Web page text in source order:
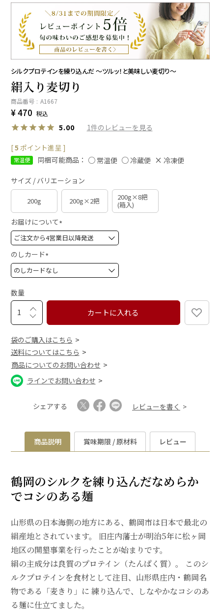
シルクプロテインを練り込んだ ～ツルッ！と美味しい麦切り～
絹入り麦切り
商品番号 A1667
¥470 税込
5.00 1
[5 ポイント進呈 ]
常温便 同梱可能商品： 常温便 冷蔵便 冷凍便
サイズ / バリエーション
200g 200g×2把
200g×8把
(箱入)
お届けについて
(
必
)
のしカード
(
必
数量
カートに入れる
袋のご購入はこちら
送料についてはこちら
商品についてのお問い合わせ
ラインでお問い合わせ
シェアする レビューを書く
商品説明 賞味期限 / 原材料 レビュー
鶴岡のシルクを練り込んだなめらか
でコシのある麺
山形県の日本海側の地方にある、鶴岡市は日本で最北の
絹産地とされています。 旧庄内藩士が明治5年に松ヶ岡
地区の開墾事業を行ったことが始まりです。
絹の主成分は良質のプロテイン（たんぱく質）。 このシ
ルクプロテインを食材として注目、山形県庄内・鶴岡名
物である「麦きり」に 練り込んで、しなやかなコシのあ
る麺に仕立てました。